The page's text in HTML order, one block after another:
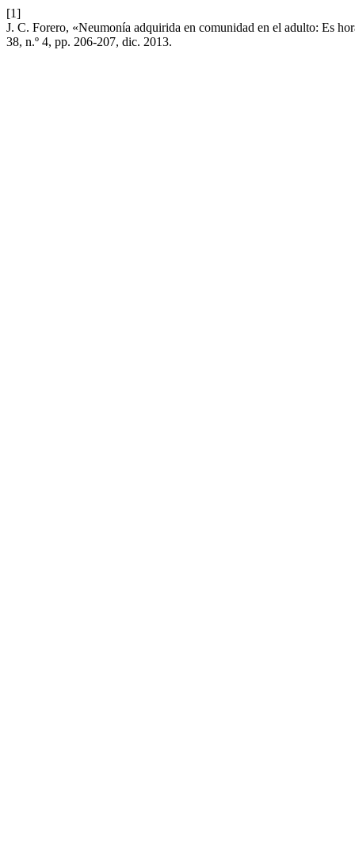
[1]
J. C. Forero, «Neumonía adquirida en comunidad en el adulto: Es
38, n.º 4, pp. 206-207, dic. 2013.